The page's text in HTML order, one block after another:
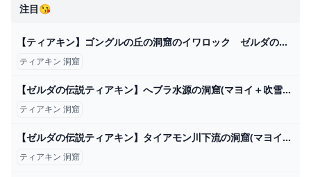
注目😘
【ティアキン】ゴングルの丘の洞窟のイワロック ゼルダの伝説ティアーズ オブザキングダム #ゼルダの伝説 #ティアキン #zelda - YouTube
ティアキン 洞窟
【ゼルダの伝説ティアキン】へブラ水源の洞窟(マヨイ＋吹雪のズボン） - YouTube
ティアキン 洞窟
【ゼルダの伝説ティアキン】タイアモン川下流の洞窟(マヨイ＋ファントムのファントムの鎧） - YouTube
ティアキン 洞窟